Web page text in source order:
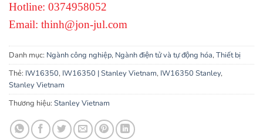
Hotline: 0374958052
Email: thinh@jon-jul.com
Danh mục: Ngành công nghiệp, Ngành điện tử và tự động hóa, Thiết bị
Thẻ: IW16350, IW16350 | Stanley Vietnam, IW16350 Stanley,
Stanley Vietnam
Thương hiệu: Stanley Vietnam